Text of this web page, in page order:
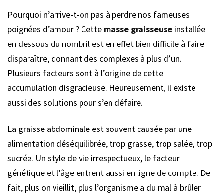
Pourquoi n’arrive-t-on pas à perdre nos fameuses
poignées d’amour ? Cette masse graisseuse installée
en dessous du nombril est en effet bien difficile à faire
disparaître, donnant des complexes à plus d’un.
Plusieurs facteurs sont à l’origine de cette
accumulation disgracieuse. Heureusement, il existe
aussi des solutions pour s’en défaire.
La graisse abdominale est souvent causée par une
alimentation déséquilibrée, trop grasse, trop salée, trop
sucrée. Un style de vie irrespectueux, le facteur
génétique et l’âge entrent aussi en ligne de compte. De
fait, plus on vieillit, plus l’organisme a du mal à brûler